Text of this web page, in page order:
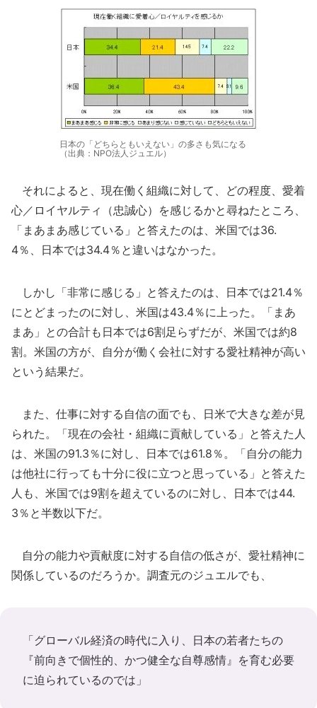
日本の「どちらともいえない」の多さも気になる
（出典：NPO法人ジュエル）
それによると、現在働く組織に対して、どの程度、愛着
心／ロイヤルティ（忠誠心）を感じるかと尋ねたところ、
「まあまあ感じている」と答えたのは、米国では36.
4％、日本では34.4％と違いはなかった。
しかし「非常に感じる」と答えたのは、日本では21.4％
にとどまったのに対し、米国は43.4％に上った。「まあ
まあ」との合計も日本では6割足らずだが、米国では約8
割。米国の方が、自分が働く会社に対する愛社精神が高い
という結果だ。
また、仕事に対する自信の面でも、日米で大きな差が見
られた。「現在の会社・組織に貢献している」と答えた人
は、米国の91.3％に対し、日本では61.8％。「自分の能力
は他社に行っても十分に役に立つと思っている」と答えた
人も、米国では9割を超えているのに対し、日本では44.
3％と半数以下だ。
自分の能力や貢献度に対する自信の低さが、愛社精神に
関係しているのだろうか。調査元のジュエルでも、
「グローバル経済の時代に入り、日本の若者たちの
『前向きで個性的、かつ健全な自尊感情』を育む必要
に迫られているのでは」